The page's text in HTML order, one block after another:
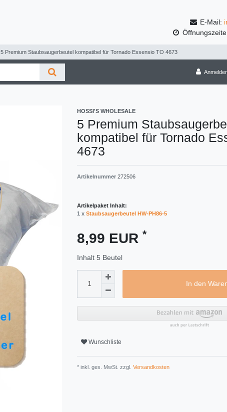
E-Mail:
5 Premium Staubsaugerbeutel kompatibel für Tornado Essensio TO 4673
HOSSI'S WHOLESALE
5 Premium
kompatibel für Tornado
4673
Artikelnummer 272506
Artikelpaket Inhalt:
1 x Staubsaugerbeutel HW-PH86-5
8,99 EUR *
Inhalt 5 Beutel
In den
Wunschliste
* inkl. ges. MwSt. zzgl. Versandkosten